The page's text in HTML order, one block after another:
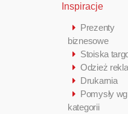
Inspiracje
Prezenty
biznesowe
Stoiska
Odzież
Drukarnia
Pomysły wg
kategorii